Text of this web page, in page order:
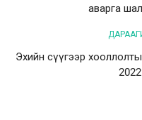
аварга
Эхийн сүүгээр